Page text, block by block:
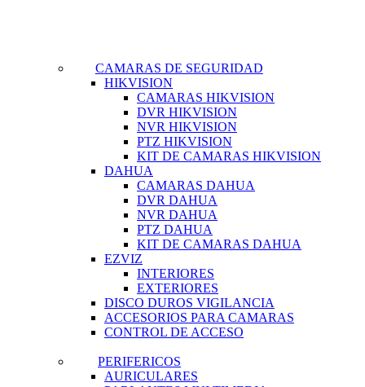
CAMARAS DE SEGURIDAD
HIKVISION
CAMARAS HIKVISION
DVR HIKVISION
NVR HIKVISION
PTZ HIKVISION
KIT DE CAMARAS HIKVISION
DAHUA
CAMARAS DAHUA
DVR DAHUA
NVR DAHUA
PTZ DAHUA
KIT DE CAMARAS DAHUA
EZVIZ
INTERIORES
EXTERIORES
DISCO DUROS VIGILANCIA
ACCESORIOS PARA CAMARAS
CONTROL DE ACCESO
PERIFERICOS
AURICULARES